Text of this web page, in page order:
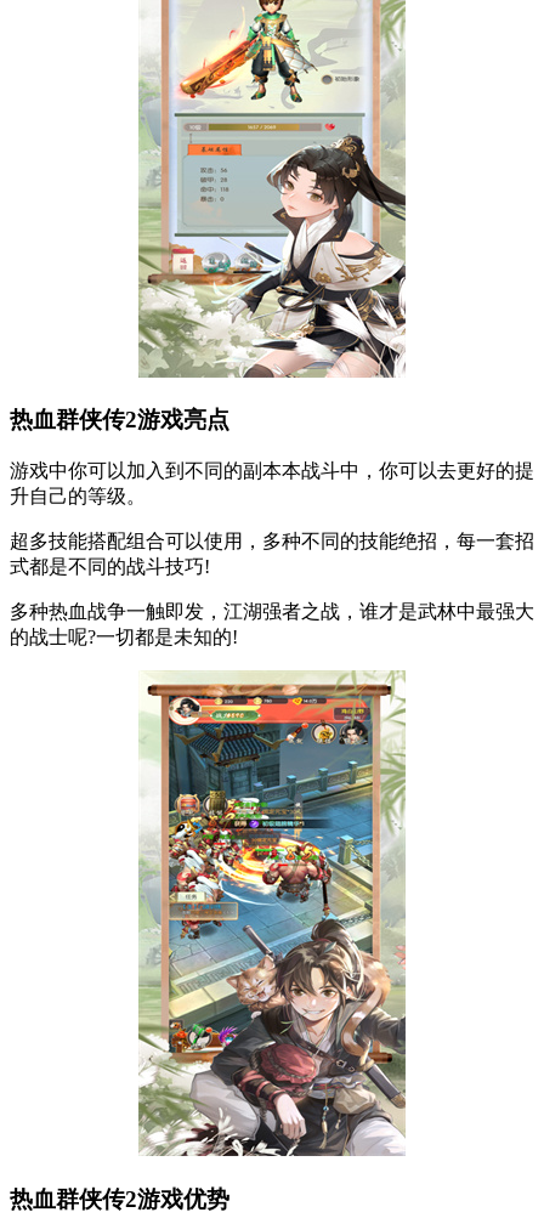
热血群侠传2游戏亮点
游戏中你可以加入到不同的副本本战斗中，你可以去更好的提
升自己的等级。
超多技能搭配组合可以使用，多种不同的技能绝招，每一套招
式都是不同的战斗技巧!
多种热血战争一触即发，江湖强者之战，谁才是武林中最强大
的战士呢?一切都是未知的!
热血群侠传2游戏优势